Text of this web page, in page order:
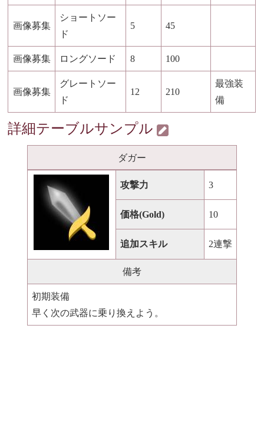
画像募集
ショートソー
ド
5 45
画像募集 ロングソード 8 100
画像募集
グレートソー
ド
12 210
最強装
備
詳細テーブルサンプル
ダガー
攻撃力 3
価格(Gold) 10
追加スキル 2連撃
備考
初期装備
早く次の武器に乗り換えよう。